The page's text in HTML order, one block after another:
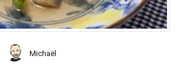
Michaël